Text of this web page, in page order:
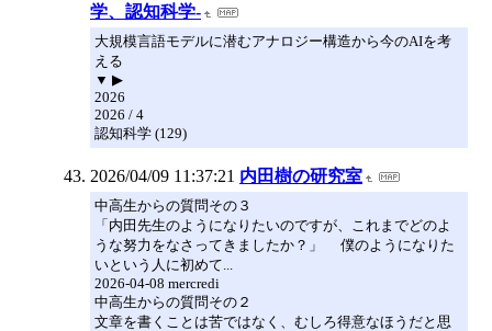
学、認知科学-
大規模言語モデルに潜むアナロジー構造から今のAIを考
える
▼ ▶
2026
2026 / 4
認知科学 (129)
2026/04/09 11:37:21 内田樹の研究室
中高生からの質問その３
「内田先生のようになりたいのですが、これまでどのよ
うな努力をなさってきましたか？」 僕のようになりた
いという人に初めて...
2026-04-08 mercredi
中高生からの質問その２
文章を書くことは苦ではなく、むしろ得意なほうだと思